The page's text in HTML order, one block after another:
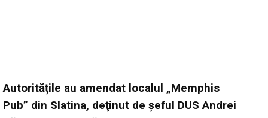
Autoritățile au amendat localul „Memphis
Pub” din Slatina, deţinut de şeful DUS Andrei